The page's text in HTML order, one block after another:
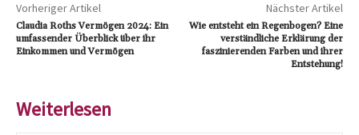
Vorheriger Artikel
Claudia Roths Vermögen 2024: Ein
umfassender Überblick über ihr
Einkommen und Vermögen
Nächster Artikel
Wie entsteht ein Regenbogen? Eine
verständliche Erklärung der
faszinierenden Farben und ihrer
Entstehung!
Weiterlesen